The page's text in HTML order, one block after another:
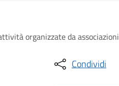
organizzate da associazioni
Condividi